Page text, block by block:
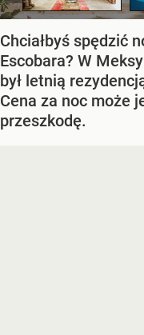
Chciałbyś spędzić
Escobara? W
był letnią
Cena za noc może
przeszkodę.